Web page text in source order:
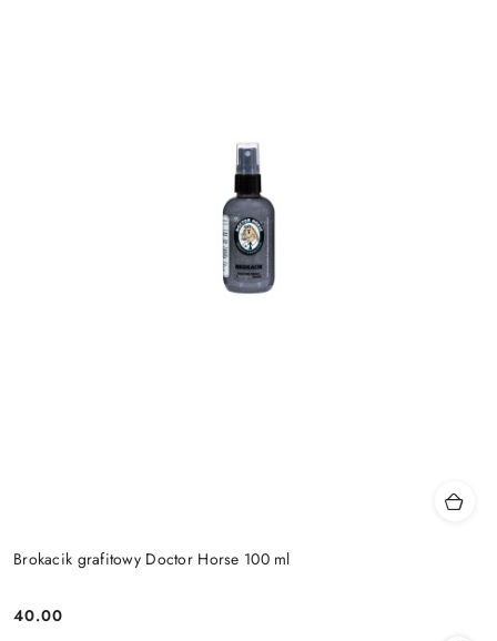
Brokacik grafitowy Doctor Horse 100 ml
Cena:
40.00